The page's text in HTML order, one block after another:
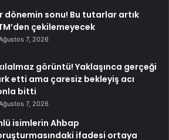
dönemin sonu! Bu tutarlar artık
çekilemeyecek
7, 2026
görüntü! Yaklaşınca gerçeği
etti ama çaresiz bekleyiş acı
bitti
7, 2026
isimlerin Ahbap
ifadesi ortaya